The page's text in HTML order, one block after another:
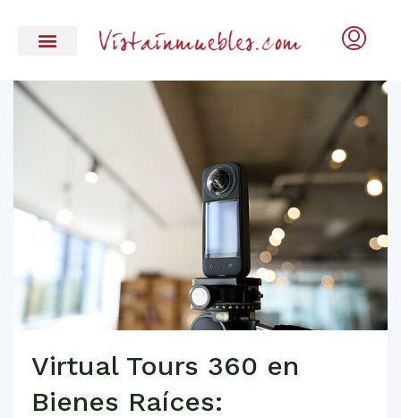
Virtual Tours 360 en
Bienes Raíces: